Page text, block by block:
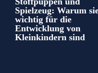
Spielzeug: Warum
wichtig für die
Entwicklung von
Kleinkindern sind